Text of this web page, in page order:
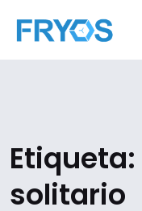
Etiqueta:
solitario